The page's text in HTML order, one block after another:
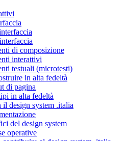
di composizione
interattivi
testuali (microtesti)
in alta fedeltà
di pagina
in alta fedeltà
il design system .italia
del design system
operative